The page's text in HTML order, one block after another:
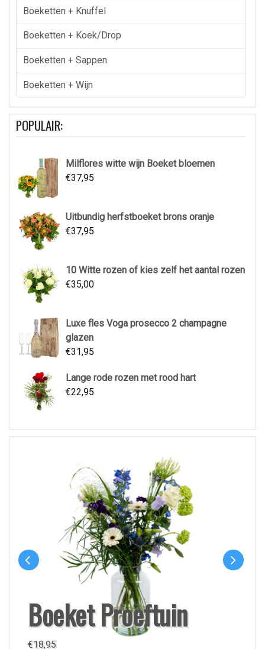
Boeketten + Knuffel
Boeketten + Koek/drop
Boeketten + Sappen
Boeketten + Wijn
POPULAIR:
Milflores witte wijn Boeket bloemen
€37,95
Uitbundig herfstboeket brons oranje
€37,95
10 Witte rozen of kies zelf het aantal rozen
€35,00
Luxe fles Voga prosecco 2 champagne
glazen
€31,95
Lange rode rozen met rood hart
€22,95
Boeket Proeftuin
€18,95